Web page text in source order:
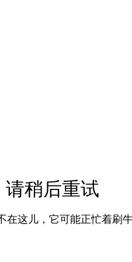
稍后重试
在这儿，它可能正忙着刷